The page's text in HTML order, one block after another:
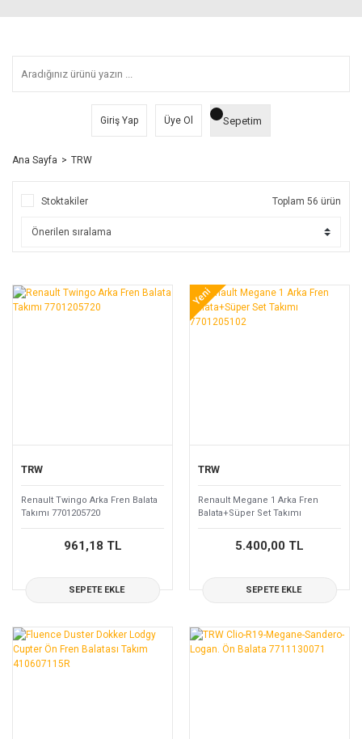
Giriş Yap Üye Ol Sepetim
Ana Sayfa TRW
Stoktakiler Toplam 56 ürün
TRW
Renault Twingo Arka Fren Balata
Takımı 7701205720
961,18 TL
SEPETE EKLE
Yeni
TRW
Renault Megane 1 Arka Fren
Balata+Süper Set Takımı
7701205102
5.400,00 TL
SEPETE EKLE